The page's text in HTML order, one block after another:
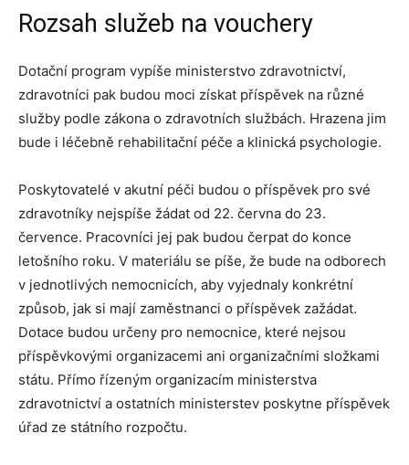
Rozsah služeb na vouchery
Dotační program vypíše ministerstvo zdravotnictví,
zdravotníci pak budou moci získat příspěvek na různé
služby podle zákona o zdravotních službách. Hrazena jim
bude i léčebně rehabilitační péče a klinická psychologie.
Poskytovatelé v akutní péči budou o příspěvek pro své
zdravotníky nejspíše žádat od 22. června do 23.
července. Pracovníci jej pak budou čerpat do konce
letošního roku. V materiálu se píše, že bude na odborech
v jednotlivých nemocnicích, aby vyjednaly konkrétní
způsob, jak si mají zaměstnanci o příspěvek zažádat.
Dotace budou určeny pro nemocnice, které nejsou
příspěvkovými organizacemi ani organizačními složkami
státu. Přímo řízeným organizacím ministerstva
zdravotnictví a ostatních ministerstev poskytne příspěvek
úřad ze státního rozpočtu.